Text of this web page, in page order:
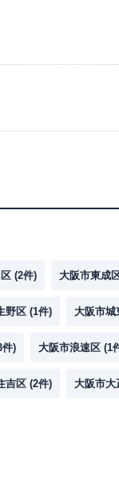
(2件) 大阪市東成
野区 (1件) 大阪市城
件) 大阪市浪速区 (1
吉区 (2件) 大阪市大